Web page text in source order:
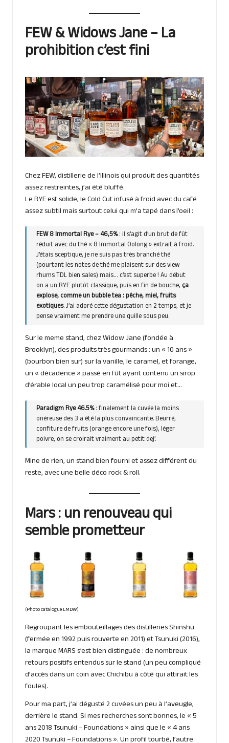
FEW & Widows Jane – La
prohibition c’est fini
Chez FEW, distillerie de l’Illinois qui produit des quantités
assez restreintes, j’ai été bluffé.
Le RYE est solide, le Cold Cut infusé à froid avec du café
assez subtil mais surtout celui qui m’a tapé dans l’oeil :
FEW 8 Immortal Rye – 46,5%: il s’agit d’un brut de fût
réduit avec du thé « 8 Immortal Oolong » extrait à froid.
J’étais sceptique, je ne suis pas très branché thé
(pourtant les notes de thé me plaisent sur des view
rhums TDL bien sales) mais… c’est superbe ! Au début
on a un RYE plutôt classique, puis en fin de bouche, ça
explose, comme un bubble tea : pêche, miel, fruits
exotiques. J’ai adoré cette dégustation en 2 temps, et je
pense vraiment me prendre une quille sous peu.
Sur le meme stand, chez Widow Jane (fondée à
Brooklyn), des produits très gourmands : un « 10 ans »
(bourbon bien sur) sur la vanille, le caramel, et l’orange,
un « décadence » passé en fût ayant contenu un sirop
d’érable local un peu trop caramélisé pour moi et…
Paradigm Rye 46.5%: finalement la cuvée la moins
onéreuse des 3 a été la plus convaincante. Beurré,
confiture de fruits (orange encore une fois), léger
poivre, on se croirait vraiment au petit dej’.
Mine de rien, un stand bien fourni et assez différent du
reste, avec une belle déco rock & roll.
Mars : un renouveau qui
semble prometteur
(Photo catalogue LMDW)
Regroupant les embouteillages des distilleries Shinshu
(fermée en 1992 puis rouverte en 2011) et Tsunuki (2016),
la marque MARS s’est bien distinguée : de nombreux
retours positifs entendus sur le stand (un peu compliqué
d’accès dans un coin avec Chichibu à côté qui attirait les
foules).
Pour ma part, j’ai dégusté 2 cuvées un peu à l’aveugle,
derrière le stand. Si mes recherches sont bonnes, le « 5
ans 2018 Tsunuki – Foundations » ainsi que le « 4 ans
2020 Tsunuki – Foundations ». Un profil tourbé, l’autre